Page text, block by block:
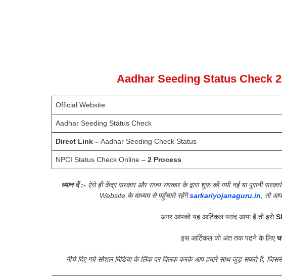
Aadhar Seeding Status Check
Official Website
Aadhar Seeding Status Check
Direct Link –Aadhar Seeding Check Status
NPCI Status Check Online – 2 Process
ध्यान दें :-ऐसे ही केंद्र सरकार और राज्य सरकार के द्वारा शुरू की गयी नई या पुरानी
Website के माध्यम से पहुँचाते रहेंगेsarkariyojanaguru.in, तो
अगर आपको यह आर्टिकल पसंद आया है तो इसे
इस आर्टिकल को अंत तक पढने के लिए
नीचे दिए गये सोशल मिडिया के लिंक पर क्लिक करके आप हमारे साथ जुड़ सकते है,